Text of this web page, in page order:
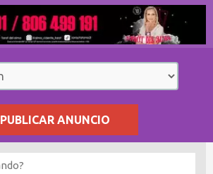
PUBLICAR ANUNCIO